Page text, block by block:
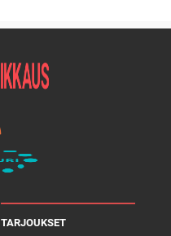
TARJOUKSET